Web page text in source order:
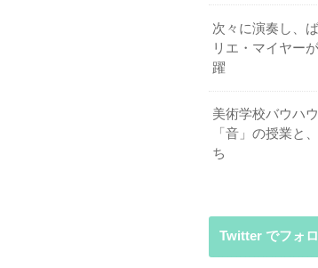
次々に演奏し、
リエ・マイヤー
躍
美術学校バウハ
「音」の授業と
ち
Twitter でフォ